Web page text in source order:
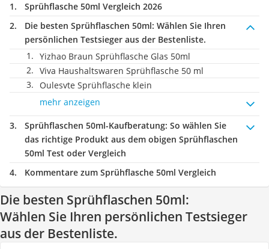
Sprühflasche 50ml Vergleich 2026
Die besten Sprühflaschen 50ml: Wählen Sie Ihren
persönlichen Testsieger aus der Bestenliste.
Yizhao Braun Sprühflasche Glas 50ml
Viva Haushaltswaren Sprühflasche 50 ml
Oulesvte Sprühflasche klein
mehr anzeigen
Sprühflaschen 50ml-Kaufberatung: So wählen Sie
das richtige Produkt aus dem obigen Sprühflaschen
50ml Test oder Vergleich
Kommentare zum Sprühflasche 50ml Vergleich
Die besten Sprühflaschen 50ml:
Wählen Sie Ihren persönlichen Testsieger
aus der Bestenliste.